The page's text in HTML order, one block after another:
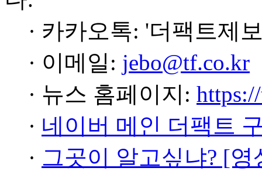
· 카카오톡: '더팩트제
· 이메일: jebo@tf.co.kr
· 뉴스 홈페이지:
· 네이버 메인 더팩트
· 그곳이 알고싶냐? [